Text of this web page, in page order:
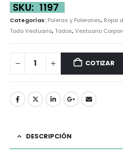
SKU: 1197
Categorías: Poleras y Polerones, Ropa
Todo Vestuario,Todos,Vestuario
COTIZAR
DESCRIPCIÓN